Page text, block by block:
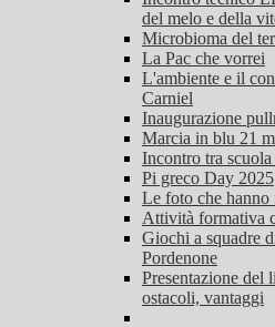
del melo e della
Microbioma del
La Pac che vorrei
L'ambiente e il
Carniel
Inaugurazione
Marcia in blu 21
Incontro tra
Pi greco Day 2025
Le foto che hanno
Attività formativa
Giochi a squadre
Pordenone
Presentazione del
ostacoli, vantaggi